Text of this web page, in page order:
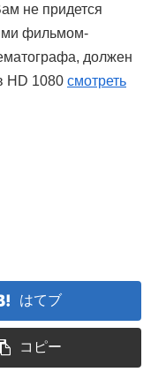
не придется
фильмом-
должен
HD 1080 смотреть
はてブ
コピー